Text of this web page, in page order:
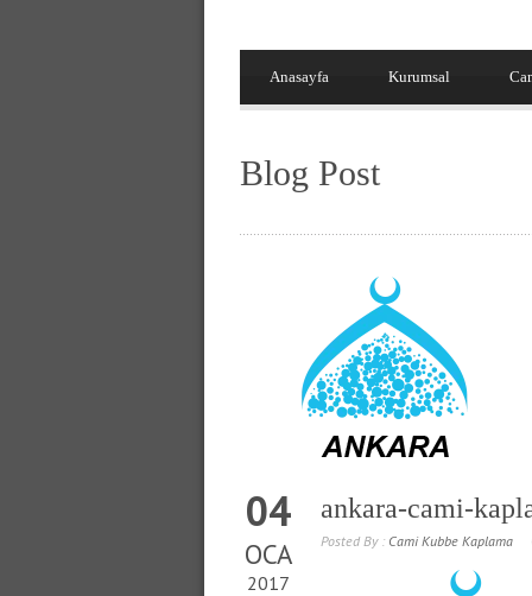
Anasayfa Kurumsal
Blog Post
04
OCA
2017
ankara-cami-
Posted By : Cami Kubbe Kaplama